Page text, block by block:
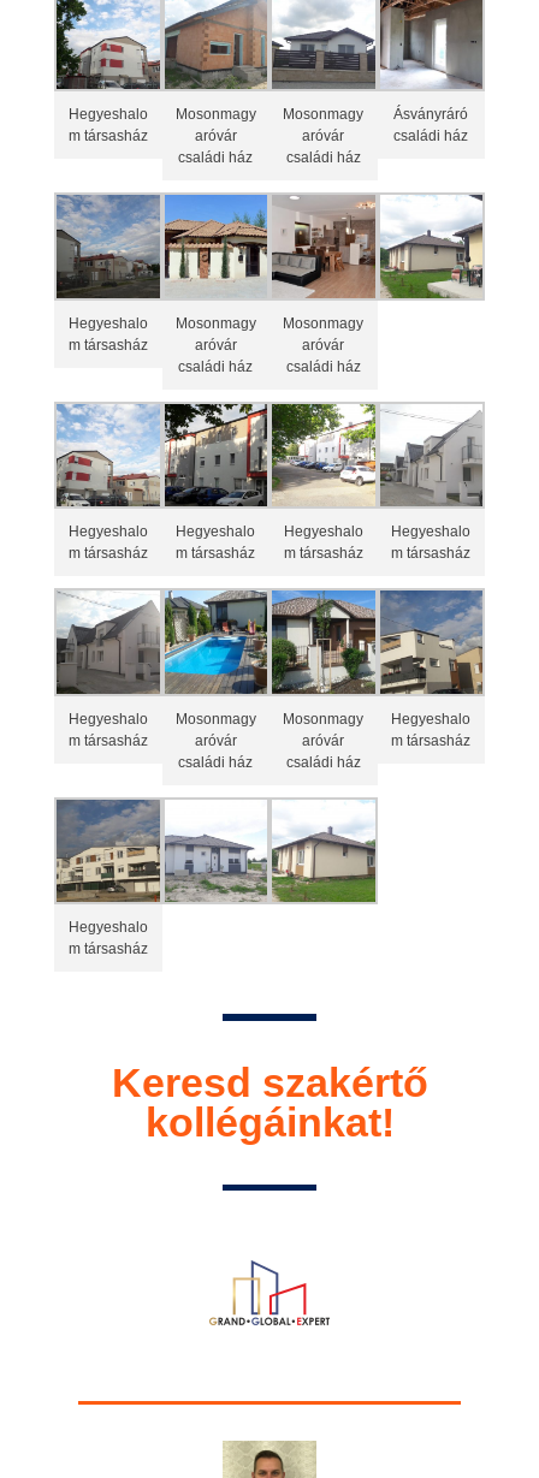
Hegyeshalo
m társasház
Mosonmagy
aróvár
családi ház
Mosonmagy
aróvár
családi ház
Ásványráró
családi ház
Hegyeshalo
m társasház
Mosonmagy
aróvár
családi ház
Mosonmagy
aróvár
családi ház
Hegyeshalo
m társasház
Hegyeshalo
m társasház
Hegyeshalo
m társasház
Hegyeshalo
m társasház
Hegyeshalo
m társasház
Mosonmagy
aróvár
családi ház
Mosonmagy
aróvár
családi ház
Hegyeshalo
m társasház
Hegyeshalo
m társasház
Keresd szakértő
kollégáinkat!